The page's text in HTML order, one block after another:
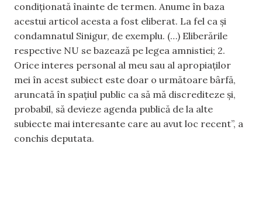
condiționată înainte de termen. Anume în baza
acestui articol acesta a fost eliberat. La fel ca și
condamnatul Sinigur, de exemplu. (…) Eliberările
respective NU se bazează pe legea amnistiei; 2.
Orice interes personal al meu sau al apropiaților
mei în acest subiect este doar o următoare bârfă,
aruncată în spațiul public ca să mă discrediteze și,
probabil, să devieze agenda publică de la alte
subiecte mai interesante care au avut loc recent”, a
conchis deputata.